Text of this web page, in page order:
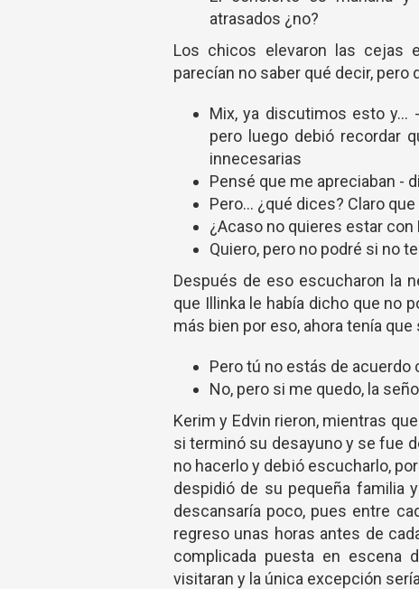
atrasados ¿no?
Los chicos elevaron las cejas
parecían no saber qué decir,
Mix, ya discutimos esto y…
pero luego debió recordar
innecesarias
Pensé que me apreciaban -
Pero… ¿qué dices? Claro
¿Acaso no quieres estar con
Quiero, pero no podré si no
Después de eso escucharon la
que Illinka le había dicho que no
más bien por eso, ahora tenía
Pero tú no estás de acuerdo
No, pero si me quedo, la
Kerim y Edvin rieron, mientras
si terminó su desayuno y se fue
no hacerlo y debió escucharlo,
despidió de su pequeña familia
descansaría poco, pues entre
regreso unas horas antes de
complicada puesta en escena
visitaran y la única excepción